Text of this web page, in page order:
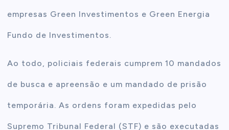
empresas Green Investimentos e Green Energia
Fundo de Investimentos.
Ao todo, policiais federais cumprem 10 mandados
de busca e apreensão e um mandado de prisão
temporária. As ordens foram expedidas pelo
Supremo Tribunal Federal (STF) e são executadas